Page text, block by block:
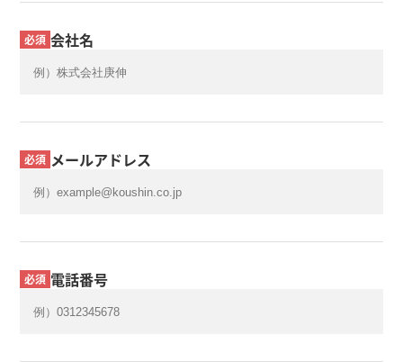
必須 会社名
必須 メールアドレス
必須 電話番号